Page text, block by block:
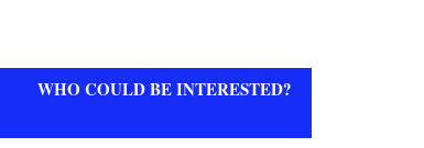
WHO COULD BE INTERESTED?